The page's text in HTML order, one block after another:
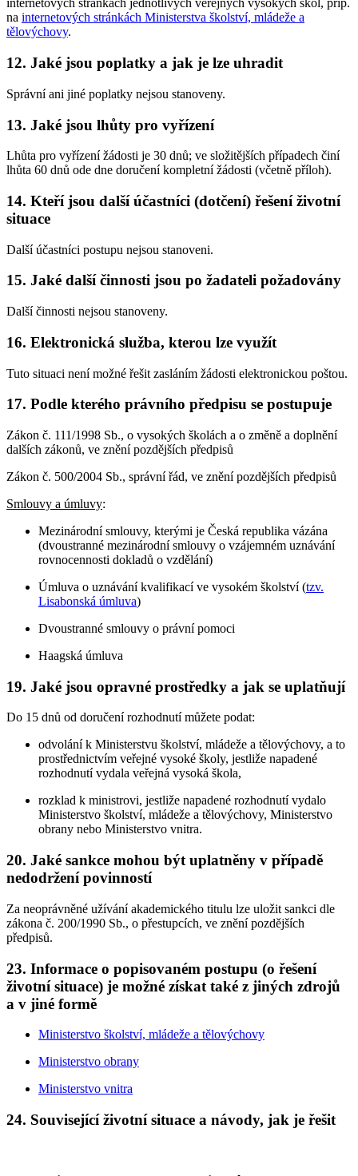
internetových stránkách jednotlivých veřejných vysokých škol, příp.
na internetových stránkách Ministerstva školství, mládeže a
tělovýchovy.
12. Jaké jsou poplatky a jak je lze uhradit
Správní ani jiné poplatky nejsou stanoveny.
13. Jaké jsou lhůty pro vyřízení
Lhůta pro vyřízení žádosti je 30 dnů; ve složitějších případech činí
lhůta 60 dnů ode dne doručení kompletní žádosti (včetně příloh).
14. Kteří jsou další účastníci (dotčení) řešení životní
situace
Další účastníci postupu nejsou stanoveni.
15. Jaké další činnosti jsou po žadateli požadovány
Další činnosti nejsou stanoveny.
16. Elektronická služba, kterou lze využít
Tuto situaci není možné řešit zasláním žádosti elektronickou poštou.
17. Podle kterého právního předpisu se postupuje
Zákon č. 111/1998 Sb., o vysokých školách a o změně a doplnění
dalších zákonů, ve znění pozdějších předpisů
Zákon č. 500/2004 Sb., správní řád, ve znění pozdějších předpisů
Smlouvy a úmluvy:
Mezinárodní smlouvy, kterými je Česká republika vázána
(dvoustranné mezinárodní smlouvy o vzájemném uznávání
rovnocennosti dokladů o vzdělání)
Úmluva o uznávání kvalifikací ve vysokém školství (tzv.
Lisabonská úmluva)
Dvoustranné smlouvy o právní pomoci
Haagská úmluva
19. Jaké jsou opravné prostředky a jak se uplatňují
Do 15 dnů od doručení rozhodnutí můžete podat:
odvolání k Ministerstvu školství, mládeže a tělovýchovy, a to
prostřednictvím veřejné vysoké školy, jestliže napadené
rozhodnutí vydala veřejná vysoká škola,
rozklad k ministrovi, jestliže napadené rozhodnutí vydalo
Ministerstvo školství, mládeže a tělovýchovy, Ministerstvo
obrany nebo Ministerstvo vnitra.
20. Jaké sankce mohou být uplatněny v případě
nedodržení povinností
Za neoprávněné užívání akademického titulu lze uložit sankci dle
zákona č. 200/1990 Sb., o přestupcích, ve znění pozdějších
předpisů.
23. Informace o popisovaném postupu (o řešení
životní situace) je možné získat také z jiných zdrojů
a v jiné formě
Ministerstvo školství, mládeže a tělovýchovy
Ministerstvo obrany
Ministerstvo vnitra
24. Související životní situace a návody, jak je řešit